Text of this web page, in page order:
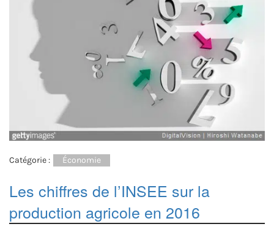
Catégorie : Économie
Les chiffres de l’INSEE sur la
production agricole en 2016